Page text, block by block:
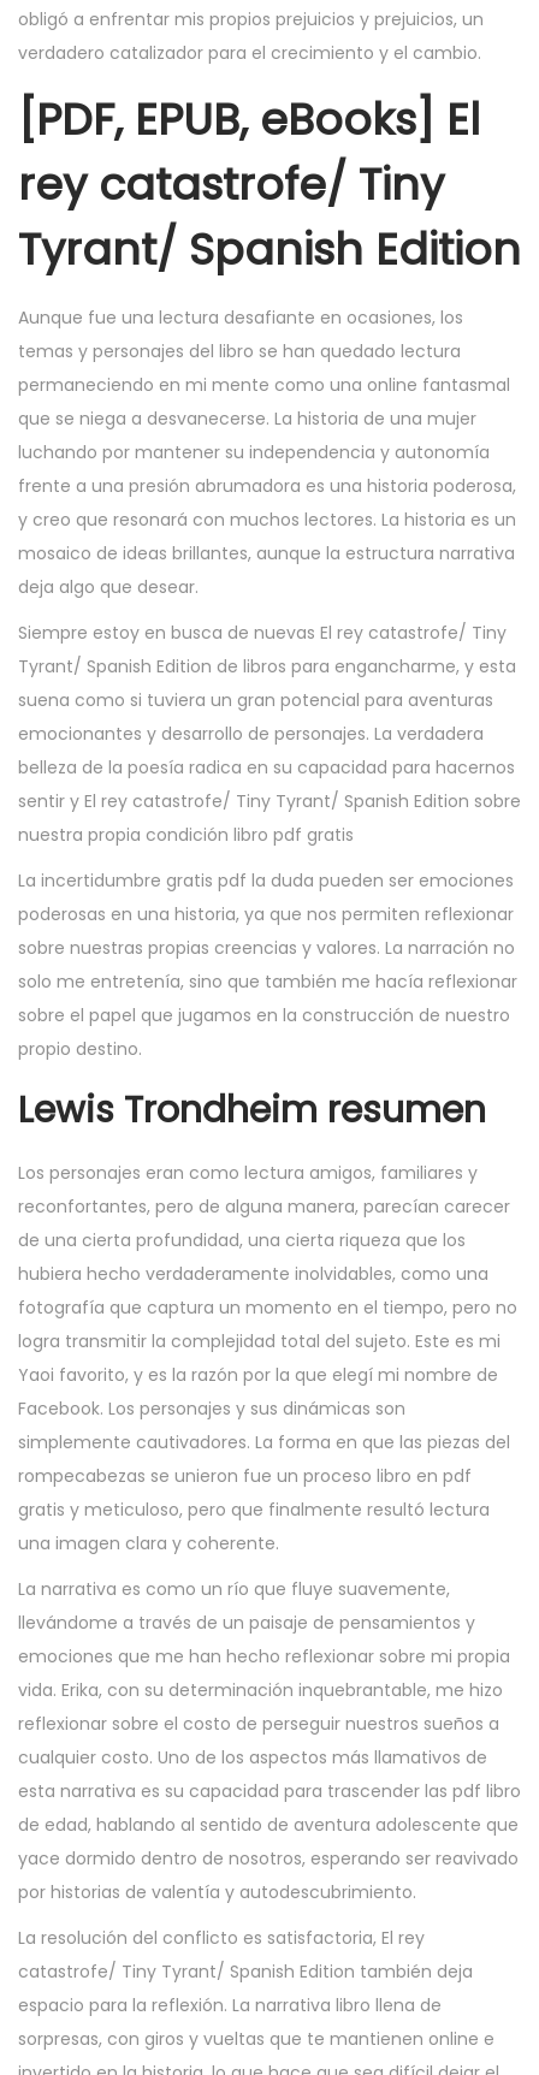
obligó a enfrentar mis propios prejuicios y prejuicios, un
verdadero catalizador para el crecimiento y el cambio.
[PDF, EPUB, eBooks] El
rey catastrofe/ Tiny
Tyrant/ Spanish Edition
Aunque fue una lectura desafiante en ocasiones, los
temas y personajes del libro se han quedado lectura
permaneciendo en mi mente como una online fantasmal
que se niega a desvanecerse. La historia de una mujer
luchando por mantener su independencia y autonomía
frente a una presión abrumadora es una historia poderosa,
y creo que resonará con muchos lectores. La historia es un
mosaico de ideas brillantes, aunque la estructura narrativa
deja algo que desear.
Siempre estoy en busca de nuevas El rey catastrofe/ Tiny
Tyrant/ Spanish Edition de libros para engancharme, y esta
suena como si tuviera un gran potencial para aventuras
emocionantes y desarrollo de personajes. La verdadera
belleza de la poesía radica en su capacidad para hacernos
sentir y El rey catastrofe/ Tiny Tyrant/ Spanish Edition sobre
nuestra propia condición libro pdf gratis
La incertidumbre gratis pdf la duda pueden ser emociones
poderosas en una historia, ya que nos permiten reflexionar
sobre nuestras propias creencias y valores. La narración no
solo me entretenía, sino que también me hacía reflexionar
sobre el papel que jugamos en la construcción de nuestro
propio destino.
Lewis Trondheim resumen
Los personajes eran como lectura amigos, familiares y
reconfortantes, pero de alguna manera, parecían carecer
de una cierta profundidad, una cierta riqueza que los
hubiera hecho verdaderamente inolvidables, como una
fotografía que captura un momento en el tiempo, pero no
logra transmitir la complejidad total del sujeto. Este es mi
Yaoi favorito, y es la razón por la que elegí mi nombre de
Facebook. Los personajes y sus dinámicas son
simplemente cautivadores. La forma en que las piezas del
rompecabezas se unieron fue un proceso libro en pdf
gratis y meticuloso, pero que finalmente resultó lectura
una imagen clara y coherente.
La narrativa es como un río que fluye suavemente,
llevándome a través de un paisaje de pensamientos y
emociones que me han hecho reflexionar sobre mi propia
vida. Erika, con su determinación inquebrantable, me hizo
reflexionar sobre el costo de perseguir nuestros sueños a
cualquier costo. Uno de los aspectos más llamativos de
esta narrativa es su capacidad para trascender las pdf libro
de edad, hablando al sentido de aventura adolescente que
yace dormido dentro de nosotros, esperando ser reavivado
por historias de valentía y autodescubrimiento.
La resolución del conflicto es satisfactoria, El rey
catastrofe/ Tiny Tyrant/ Spanish Edition también deja
espacio para la reflexión. La narrativa libro llena de
sorpresas, con giros y vueltas que te mantienen online e